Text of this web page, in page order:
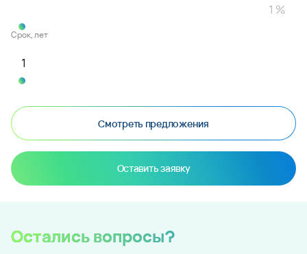
Срок, лет
Смотреть предложения
Оставить заявку
Остались вопросы?